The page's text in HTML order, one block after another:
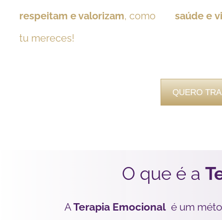
O que é a
respeitam e valorizam, como
tu mereces!
ATerapia Emocional é um
saúde e
QUERO